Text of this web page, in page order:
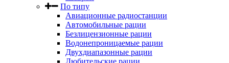
По типу
Авиационные радиостанции
Автомобильные рации
Безлицензионные рации
Водонепроницаемые рации
Двухдиапазонные рации
Любительские рации